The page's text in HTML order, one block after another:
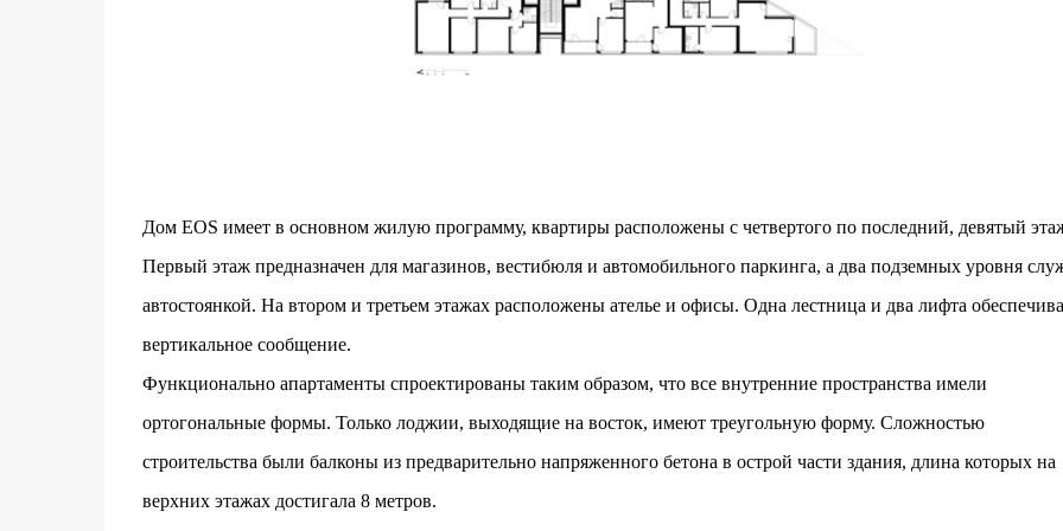
Дом EOS имеет в основном жилую программу, квартиры расположены с четвертого по последний, девятый
Первый этаж предназначен для магазинов, вестибюля и автомобильного паркинга, а два подземных уровня
автостоянкой. На втором и третьем этажах расположены ателье и офисы. Одна лестница и два лифта
вертикальное сообщение.
Функционально апартаменты спроектированы таким образом, что все внутренние пространства имели
ортогональные формы. Только лоджии, выходящие на восток, имеют треугольную форму. Сложностью
строительства были балконы из предварительно напряженного бетона в острой части здания, длина которых на
верхних этажах достигала 8 метров.